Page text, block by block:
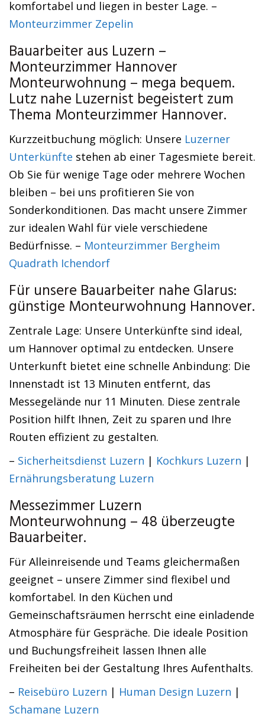
komfortabel und liegen in bester Lage. –
Monteurzimmer Zepelin
Bauarbeiter aus Luzern –
Monteurzimmer Hannover
Monteurwohnung – mega bequem.
Lutz nahe Luzernist begeistert zum
Thema Monteurzimmer Hannover.
Kurzzeitbuchung möglich: Unsere Luzerner
Unterkünfte stehen ab einer Tagesmiete bereit.
Ob Sie für wenige Tage oder mehrere Wochen
bleiben – bei uns profitieren Sie von
Sonderkonditionen. Das macht unsere Zimmer
zur idealen Wahl für viele verschiedene
Bedürfnisse. – Monteurzimmer Bergheim
Quadrath Ichendorf
Für unsere Bauarbeiter nahe Glarus:
günstige Monteurwohnung Hannover.
Zentrale Lage: Unsere Unterkünfte sind ideal,
um Hannover optimal zu entdecken. Unsere
Unterkunft bietet eine schnelle Anbindung: Die
Innenstadt ist 13 Minuten entfernt, das
Messegelände nur 11 Minuten. Diese zentrale
Position hilft Ihnen, Zeit zu sparen und Ihre
Routen effizient zu gestalten.
– Sicherheitsdienst Luzern | Kochkurs Luzern |
Ernährungsberatung Luzern
Messezimmer Luzern
Monteurwohnung – 48 überzeugte
Bauarbeiter.
Für Alleinreisende und Teams gleichermaßen
geeignet – unsere Zimmer sind flexibel und
komfortabel. In den Küchen und
Gemeinschaftsräumen herrscht eine einladende
Atmosphäre für Gespräche. Die ideale Position
und Buchungsfreiheit lassen Ihnen alle
Freiheiten bei der Gestaltung Ihres Aufenthalts.
– Reisebüro Luzern | Human Design Luzern |
Schamane Luzern